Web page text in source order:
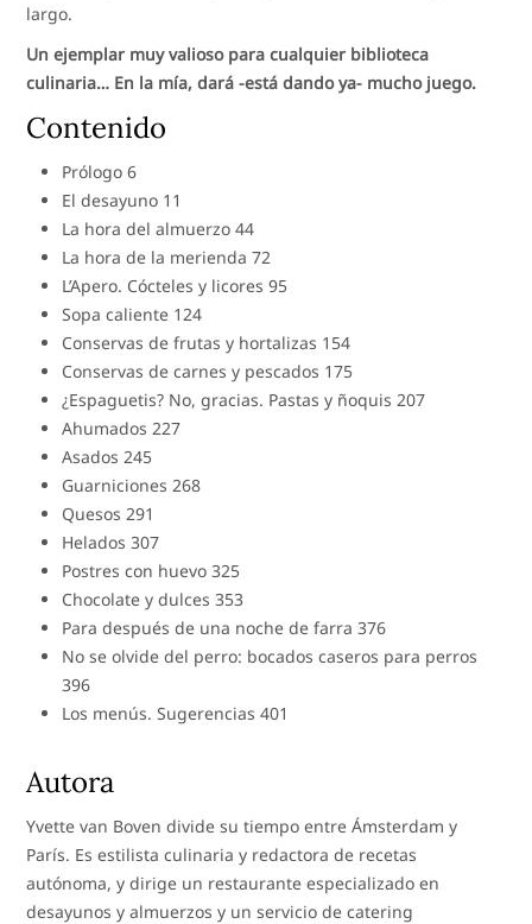
largo.
Un ejemplar muy valioso para cualquier biblioteca
culinaria… En la mía, dará -está dando ya- mucho juego.
Contenido
Prólogo 6
El desayuno 11
La hora del almuerzo 44
La hora de la merienda 72
L’Apero. Cócteles y licores 95
Sopa caliente 124
Conservas de frutas y hortalizas 154
Conservas de carnes y pescados 175
¿Espaguetis? No, gracias. Pastas y ñoquis 207
Ahumados 227
Asados 245
Guarniciones 268
Quesos 291
Helados 307
Postres con huevo 325
Chocolate y dulces 353
Para después de una noche de farra 376
No se olvide del perro: bocados caseros para perros
396
Los menús. Sugerencias 401
Autora
Yvette van Boven divide su tiempo entre Ámsterdam y
París. Es estilista culinaria y redactora de recetas
autónoma, y dirige un restaurante especializado en
desayunos y almuerzos y un servicio de catering